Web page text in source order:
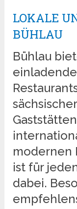
LOKALE
BÜHLAU
Bühlau
modernen
ist für
dabei.